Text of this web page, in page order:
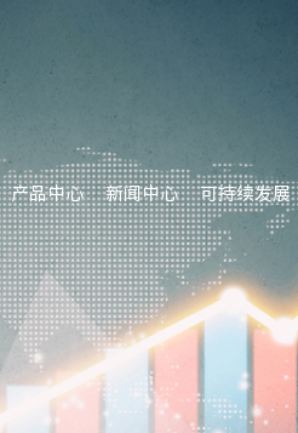
产品中心 新闻中心 可持续发展